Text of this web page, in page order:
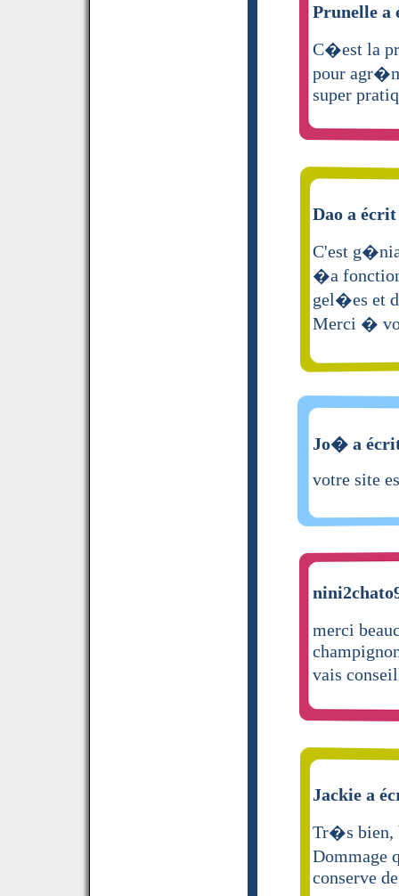
Prunelle
C�est la
pour
super
Dao a
C'est
�a
gel�es et
Merci �
Jo� a
votre site
merci
vais
Jackie a
Tr�s bien,
Dommage
conserve